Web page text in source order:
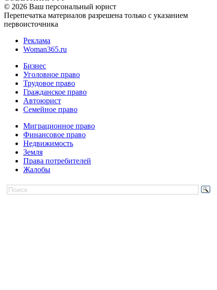
© 2026 Ваш персональный юрист
Перепечатка материалов разрешена только с указанием
первоисточника
Реклама
Woman365.ru
Бизнес
Уголовное право
Трудовое право
Гражданское право
Автоюрист
Семейное право
Миграционное право
Финансовое право
Недвижимость
Земля
Права потребителей
Жалобы